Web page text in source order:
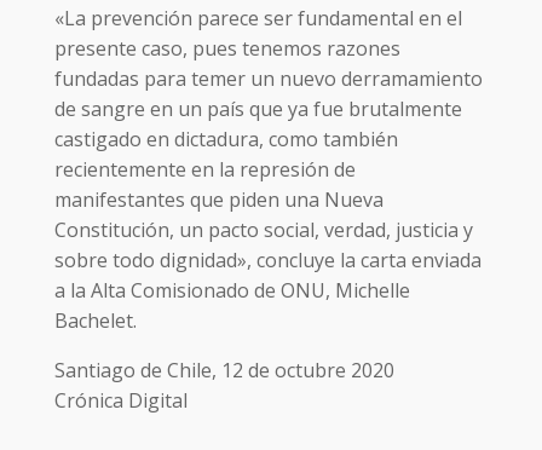
«La prevención parece ser fundamental en el
presente caso, pues tenemos razones
fundadas para temer un nuevo derramamiento
de sangre en un país que ya fue brutalmente
castigado en dictadura, como también
recientemente en la represión de
manifestantes que piden una Nueva
Constitución, un pacto social, verdad, justicia y
sobre todo dignidad», concluye la carta enviada
a la Alta Comisionado de ONU, Michelle
Bachelet.
Santiago de Chile, 12 de octubre 2020
Crónica Digital